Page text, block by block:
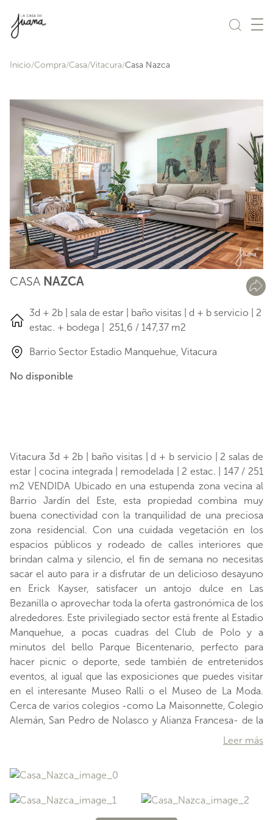
Inicio Compra Casa Vitacura Casa Nazca
CASA NAZCA
3d + 2b | sala de estar | baño visitas | d + b servicio | 2
estac. + bodega | 251,6 / 147,37 m2
Barrio Sector Estadio Manquehue, Vitacura
No disponible
Vitacura 3d + 2b | baño visitas | d + b servicio | 2 salas de
estar | cocina integrada | remodelada | 2 estac. | 147 / 251
m2 VENDIDA Ubicado en una estupenda zona vecina al
Barrio Jardín del Este, esta propiedad combina muy
buena conectividad con la tranquilidad de una preciosa
zona residencial. Con una cuidada vegetación en los
espacios públicos y rodeado de calles interiores que
brindan calma y silencio, el fin de semana no necesitas
sacar el auto para ir a disfrutar de un delicioso desayuno
en Erick Kayser, satisfacer un antojo dulce en Las
Bezanilla o aprovechar toda la oferta gastronómica de los
alrededores. Este privilegiado sector está frente al Estadio
Manquehue, a pocas cuadras del Club de Polo y a
minutos del bello Parque Bicentenario, perfecto para
hacer picnic o deporte, sede también de entretenidos
eventos, al igual que las exposiciones que puedes visitar
en el interesante Museo Ralli o el Museo de La Moda.
Cerca de varios colegios -como La Maisonnette, Colegio
Alemán, San Pedro de Nolasco y Alianza Francesa- de la
Clínica Alemana y del Mall Casa Costanera, en pocas
calle tranquila se ubica esta preciosa casa originalmente
construida en 1970 pero remodelada completamente el
año 2017, incluyendo la renovación de todo el sistema
Leer más